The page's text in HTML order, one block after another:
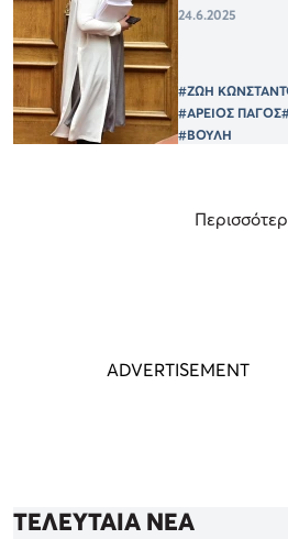
24.6.2025
#ΖΩΗ
#ΑΡΕΙΟΣ ΠΑΓΟΣ
#ΒΟΥΛΗ
ΤΕΛΕΥΤΑΙΑ ΝΕΑ